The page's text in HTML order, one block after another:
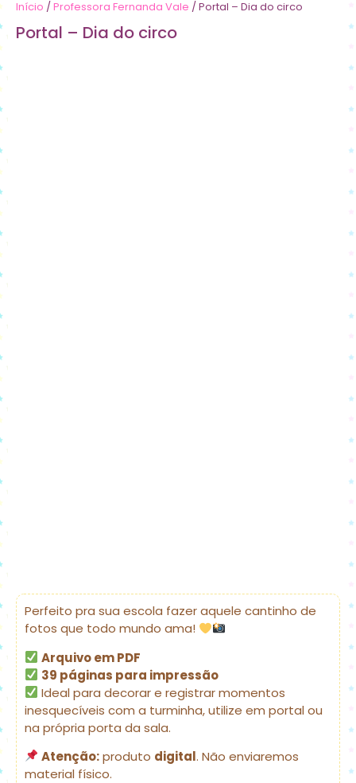
Início /Professora Fernanda Vale / Portal – Dia do circo
Portal – Dia do circo
Perfeito pra sua escola fazer aquele cantinho de
fotos que todo mundo ama!
Arquivo em PDF
39 páginas para impressão
Ideal para decorar e registrar momentos
inesquecíveis com a turminha, utilize em portal ou
na própria porta da sala.
Atenção:produto digital. Não enviaremos
material físico.